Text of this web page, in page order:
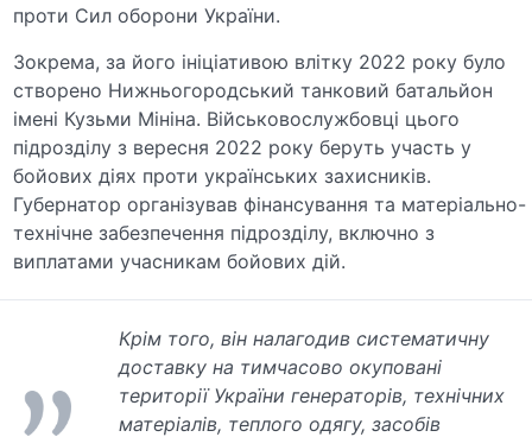
проти Сил оборони України.
Зокрема, за його ініціативою влітку 2022 року було
створено Нижньогородський танковий батальйон
імені Кузьми Мініна. Військовослужбовці цього
підрозділу з вересня 2022 року беруть участь у
бойових діях проти українських захисників.
Губернатор організував фінансування та матеріально-
технічне забезпечення підрозділу, включно з
виплатами учасникам бойових дій.
Крім того, він налагодив систематичну
доставку на тимчасово окуповані
території України генераторів, технічних
матеріалів, теплого одягу, засобів